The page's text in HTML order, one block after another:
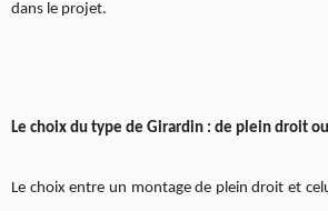
dans le projet.
Le choix du type de Girardin : de plein droit
Le choix entre un montage de plein droit et